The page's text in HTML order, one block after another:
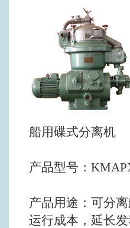
船用碟式分离机
产品型号：
产品用途：可分
运行成本，延长